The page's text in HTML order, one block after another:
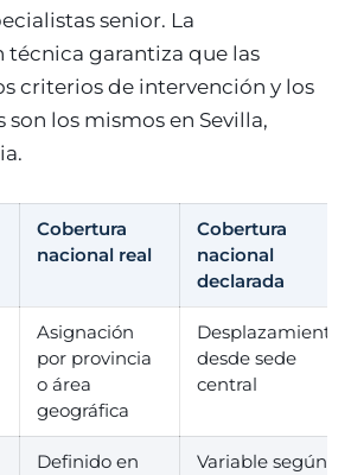
senior. La
técnica garantiza que las
criterios de intervención y los
los mismos en Sevilla,
Cobertura
nacional real
Cobertura
nacional
declarada
Asignación
por provincia
o área
geográfica
Desplazamiento
desde sede
central
Definido en
Variable según